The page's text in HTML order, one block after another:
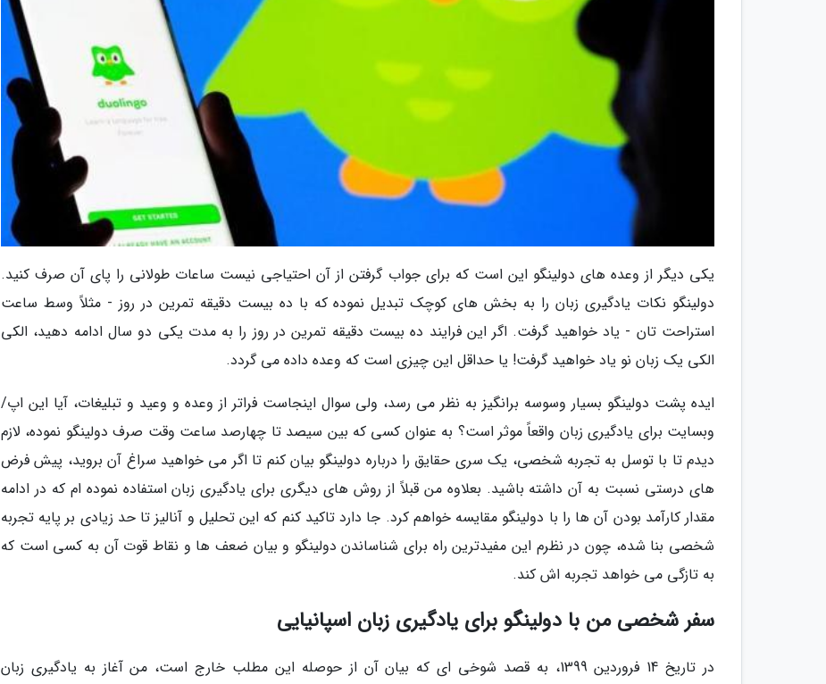
یکی دیگر از وعده های دولینگو این است که برای جواب گرفتن از آن احتیاجی نیست ساعات طولانی را پای آن صرف کنید.
دولینگو نکات یادگیری زبان را به بخش های کوچک تبدیل نموده که با ده بیست دقیقه تمرین در روز - مثلاً وسط ساعت
استراحت تان - یاد خواهید گرفت. اگر این فرایند ده بیست دقیقه تمرین در روز را به مدت یکی دو سال ادامه دهید، الکی
الکی یک زبان نو یاد خواهید گرفت! یا حداقل این چیزی است که وعده داده می گردد.
ایده پشت دولینگو بسیار وسوسه برانگیز به نظر می رسد، ولی سوال اینجاست فراتر از وعده و وعید و تبلیغات، آیا این اپ/
وبسایت برای یادگیری زبان واقعاً موثر است؟ به عنوان کسی که بین سیصد تا چهارصد ساعت وقت صرف دولینگو نموده، لازم
دیدم تا با توسل به تجربه شخصی، یک سری حقایق را درباره دولینگو بیان کنم تا اگر می خواهید سراغ آن بروید، پیش فرض
های درستی نسبت به آن داشته باشید. بعلاوه من قبلاً از روش های دیگری برای یادگیری زبان استفاده نموده ام که در ادامه
مقدار کارآمد بودن آن ها را با دولینگو مقایسه خواهم کرد. جا دارد تاکید کنم که این تحلیل و آنالیز تا حد زیادی بر پایه تجربه
شخصی بنا شده، چون در نظرم این مفیدترین راه برای شناساندن دولینگو و بیان ضعف ها و نقاط قوت آن به کسی است که
به تازگی می خواهد تجربه اش کند.
سفر شخصی من با دولینگو برای یادگیری زبان اسپانیایی
در تاریخ 14 فروردین 1399، به قصد شوخی ای که بیان آن از حوصله این مطلب خارج است، من آغاز به یادگیری زبان